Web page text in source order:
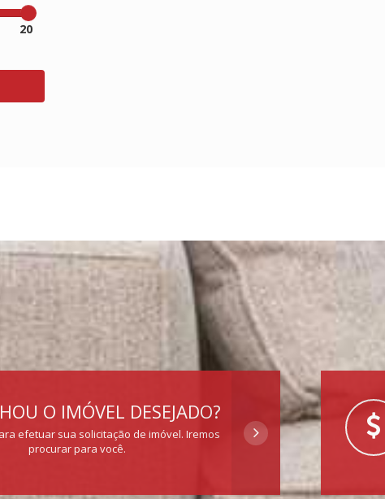
20
O IMÓVEL DESEJADO?
efetuar sua solicitação de imóvel. Iremos
procurar para você.